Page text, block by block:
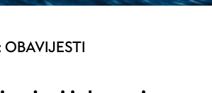
OBAVIJESTI